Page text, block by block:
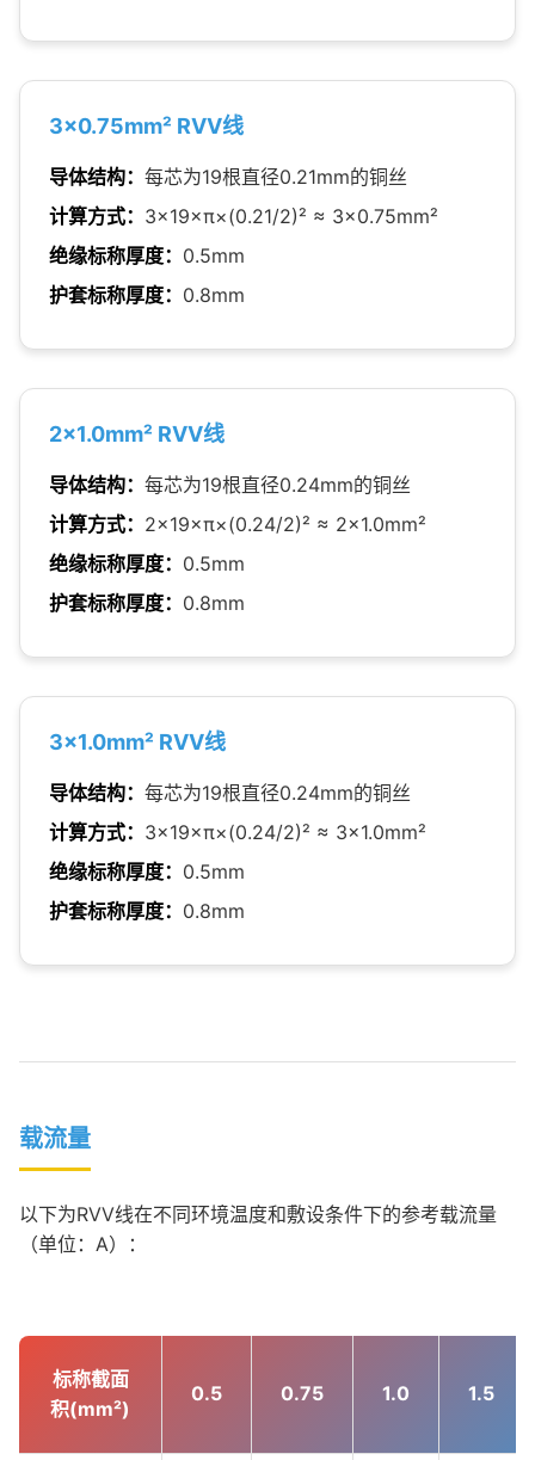
3×0.75mm² RVV线
导体结构： 每芯为19根直径0.21mm的铜丝
计算方式： 3×19×π×(0.21/2)² ≈ 3×0.75mm²
绝缘标称厚度： 0.5mm
护套标称厚度： 0.8mm
2×1.0mm² RVV线
导体结构： 每芯为19根直径0.24mm的铜丝
计算方式： 2×19×π×(0.24/2)² ≈ 2×1.0mm²
绝缘标称厚度： 0.5mm
护套标称厚度： 0.8mm
3×1.0mm² RVV线
导体结构： 每芯为19根直径0.24mm的铜丝
计算方式： 3×19×π×(0.24/2)² ≈ 3×1.0mm²
绝缘标称厚度： 0.5mm
护套标称厚度： 0.8mm
载流量
以下为RVV线在不同环境温度和敷设条件下的参考载流量
（单位：A）：
标称截面
积(mm²)
0.5 0.75 1.0 1.5